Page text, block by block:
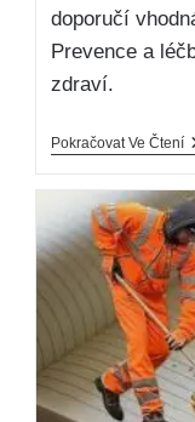
doporučí
Prevence a
zdraví.
Pokračovat Ve Čtení